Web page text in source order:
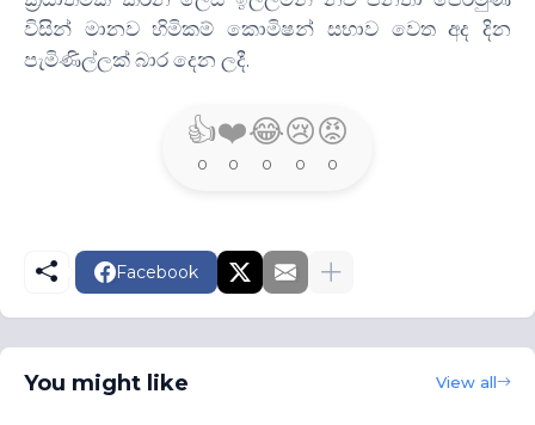
විසින් මානව හිමිකම් කොමිෂන් සභාව වෙත අද දින
පැමිණිල්ලක් බාර දෙන ලදී.
👍
0
❤️
0
😂
0
😢
0
😡
0
Facebook
You might like View all